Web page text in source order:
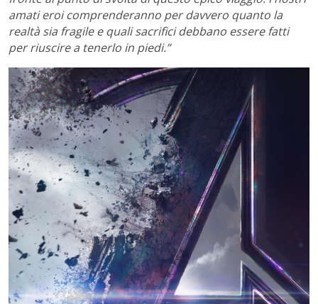
amati eroi comprenderanno per davvero quanto la
realtà sia fragile e quali sacrifici debbano essere fatti
per riuscire a tenerlo in piedi.”